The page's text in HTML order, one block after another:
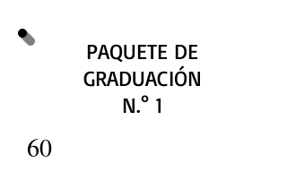
PAQUETE DE
GRADUACIÓN
N.° 1
60